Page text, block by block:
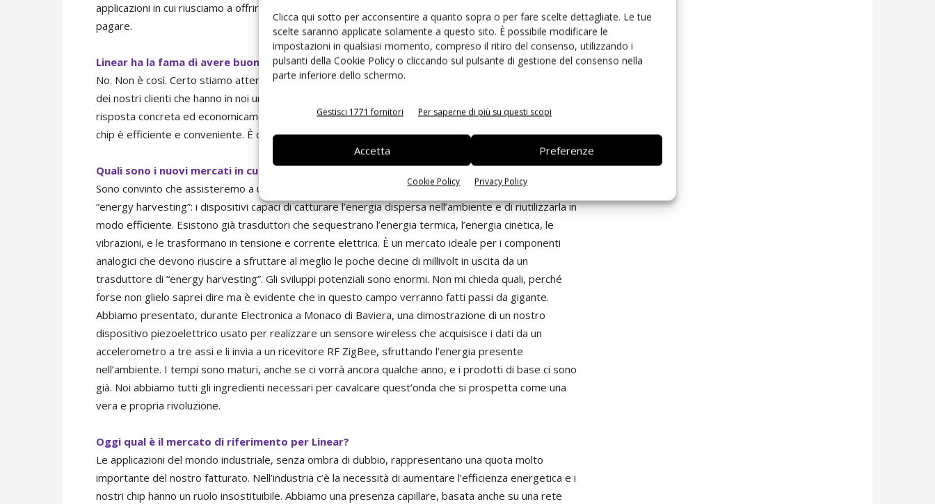
Clicca qui sotto per acconsentire a quanto sopra o per fare scelte dettagliate. Le tue
scelte saranno applicate solamente a questo sito. È possibile modificare le
impostazioni in qualsiasi momento, compreso il ritiro del consenso, utilizzando i
pulsanti della Cookie Policy o cliccando sul pulsante di gestione del consenso nella
parte inferiore dello schermo.
Gestisci 1771 fornitori Per saperne di più su questi scopi
Accetta Preferenze
Cookie Policy Privacy Policy
applicazioni in cui riusciamo a offrire un reale valore aggiunto, per il quale il cliente è disposto a
pagare.
Linear ha la fama di avere buoni prodotti ma a prezzi elevati. È vero?
No. Non è così. Certo stiamo attenti a salvaguardare i nostri margini di profitto, a vantaggio nostro e
dei nostri clienti che hanno in noi un partner solido. Soprattutto proponiamo soluzioni che danno una
risposta concreta ed economicamente conveniente a problemi reali. Un sistema basato sui nostri
chip è efficiente e conveniente. È questa la cosa da valutare, alla fine.
Quali sono i nuovi mercati in cui vede possibili spazi futuri di crescita?
Sono convinto che assisteremo a una vera e propria esplosione delle applicazioni cosiddette di
“energy harvesting”: i dispositivi capaci di catturare l’energia dispersa nell’ambiente e di riutilizzarla in
modo efficiente. Esistono già trasduttori che sequestrano l’energia termica, l’energia cinetica, le
vibrazioni, e le trasformano in tensione e corrente elettrica. È un mercato ideale per i componenti
analogici che devono riuscire a sfruttare al meglio le poche decine di millivolt in uscita da un
trasduttore di “energy harvesting”. Gli sviluppi potenziali sono enormi. Non mi chieda quali, perché
forse non glielo saprei dire ma è evidente che in questo campo verranno fatti passi da gigante.
Abbiamo presentato, durante Electronica a Monaco di Baviera, una dimostrazione di un nostro
dispositivo piezoelettrico usato per realizzare un sensore wireless che acquisisce i dati da un
accelerometro a tre assi e li invia a un ricevitore RF ZigBee, sfruttando l’energia presente
nell’ambiente. I tempi sono maturi, anche se ci vorrà ancora qualche anno, e i prodotti di base ci sono
già. Noi abbiamo tutti gli ingredienti necessari per cavalcare quest’onda che si prospetta come una
vera e propria rivoluzione.
Oggi qual è il mercato di riferimento per Linear?
Le applicazioni del mondo industriale, senza ombra di dubbio, rappresentano una quota molto
importante del nostro fatturato. Nell’industria c’è la necessità di aumentare l’efficienza energetica e i
nostri chip hanno un ruolo insostituibile. Abbiamo una presenza capillare, basata anche su una rete